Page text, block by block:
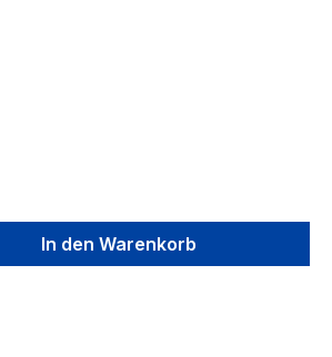
gewünschten Wert
In den Warenkorb